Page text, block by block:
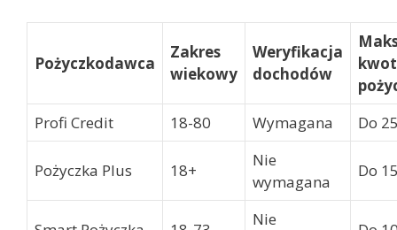
Pożyczkodawca
Zakres
wiekowy
Weryfikacja
dochodów
Profi Credit
18-80 Wymagana Do
Pożyczka Plus 18+
Nie
wymagana
Do
Nie